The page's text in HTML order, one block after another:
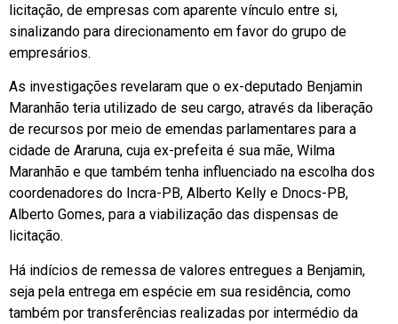
licitação, de empresas com aparente vínculo entre si,
sinalizando para direcionamento em favor do grupo de
empresários.
As investigações revelaram que o ex-deputado Benjamin
Maranhão teria utilizado de seu cargo, através da liberação
de recursos por meio de emendas parlamentares para a
cidade de Araruna, cuja ex-prefeita é sua mãe, Wilma
Maranhão e que também tenha influenciado na escolha dos
coordenadores do Incra-PB, Alberto Kelly e Dnocs-PB,
Alberto Gomes, para a viabilização das dispensas de
licitação.
Há indícios de remessa de valores entregues a Benjamin,
seja pela entrega em espécie em sua residência, como
também por transferências realizadas por intermédio da